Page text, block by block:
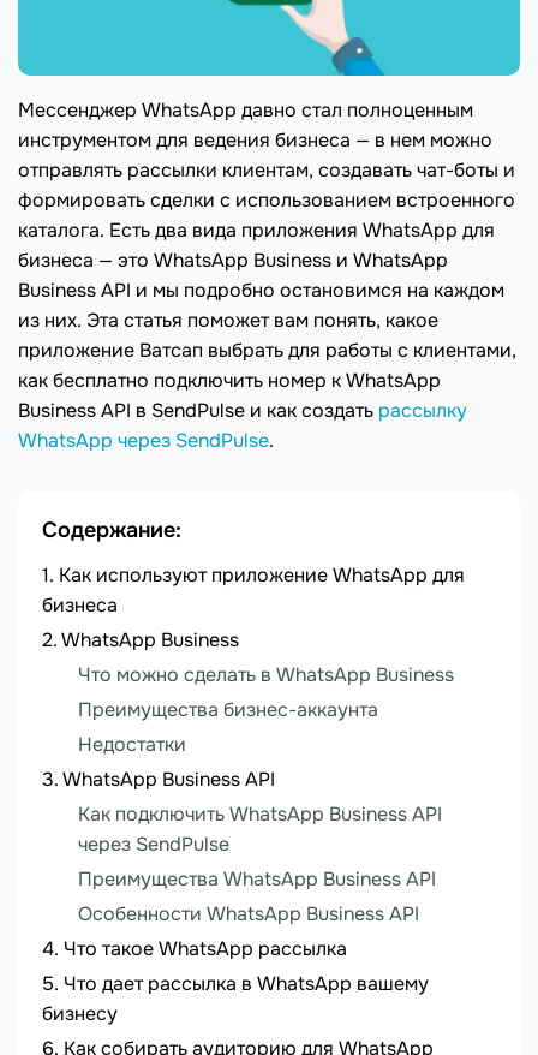
Мессенджер WhatsApp давно стал полноценным
инструментом для ведения бизнеса — в нем можно
отправлять рассылки клиентам, создавать чат-боты и
формировать сделки с использованием встроенного
каталога. Есть два вида приложения WhatsApp для
бизнеса — это WhatsApp Business и WhatsApp
Business API и мы подробно остановимся на каждом
из них. Эта статья поможет вам понять, какое
приложение Ватсап выбрать для работы с клиентами,
как бесплатно подключить номер к WhatsApp
Business API в SendPulse и как создать рассылку
WhatsApp через SendPulse.
Содержание:
Как используют приложение WhatsApp для
бизнеса
WhatsApp Business
Что можно сделать в WhatsApp Business
Преимущества бизнес-аккаунта
Недостатки
WhatsApp Business API
Как подключить WhatsApp Business API
через SendPulse
Преимущества WhatsApp Business API
Особенности WhatsApp Business API
Что такое WhatsApp рассылка
Что дает рассылка в WhatsApp вашему
бизнесу
Как собирать аудиторию для WhatsApp